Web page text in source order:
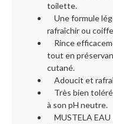
toilette.
Une formule
rafraîchir ou
Rince
tout en
cutané.
Adoucit et
Très bien
à son pH neutre.
MUSTELA EAU